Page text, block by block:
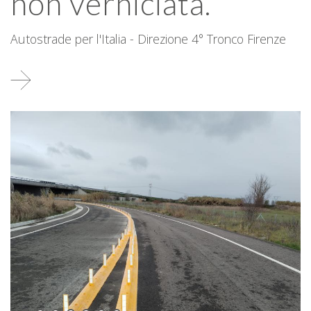
Autostrade per l'Italia - Direzione 4° Tronco Firenze